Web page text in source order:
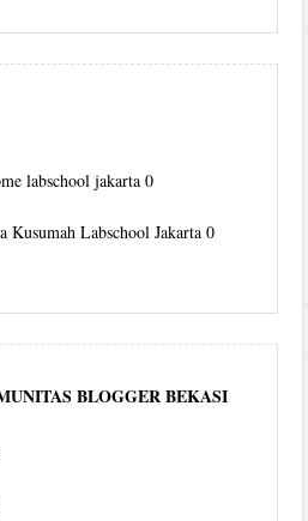
labschool jakarta 0
Kusumah Labschool Jakarta 0
BLOGGER BEKASI